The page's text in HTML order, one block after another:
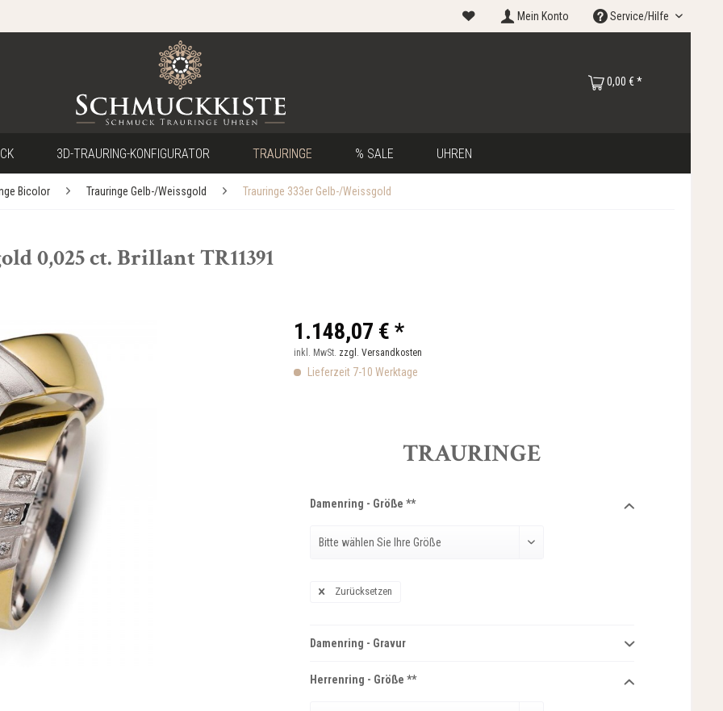
Mein Konto Service/Hilfe
0,00 € *
3D-TRAURING-KONFIGURATOR TRAURINGE % SALE UHREN
Bicolor Trauringe Gelb-/Weissgold Trauringe 333er Gelb-/Weissgold
0,025 ct. Brillant TR11391
1.148,07 € *
inkl. MwSt. zzgl. Versandkosten
Lieferzeit 7-10 Werktage
TRAURINGE
Damenring - Größe **
Zurücksetzen
Damenring - Gravur
Herrenring - Größe **